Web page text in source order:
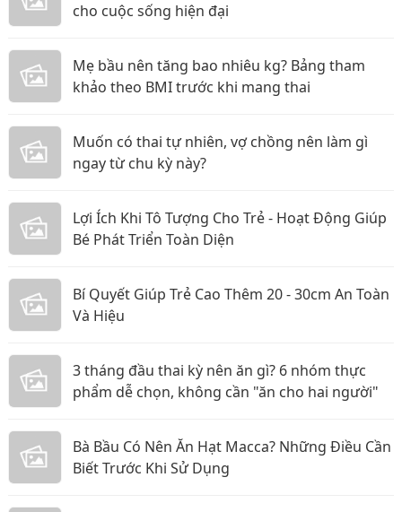
cho cuộc sống hiện đại
Mẹ bầu nên tăng bao nhiêu kg? Bảng tham
khảo theo BMI trước khi mang thai
Muốn có thai tự nhiên, vợ chồng nên làm gì
ngay từ chu kỳ này?
Lợi Ích Khi Tô Tượng Cho Trẻ - Hoạt Động Giúp
Bé Phát Triển Toàn Diện
Bí Quyết Giúp Trẻ Cao Thêm 20 - 30cm An Toàn
Và Hiệu
3 tháng đầu thai kỳ nên ăn gì? 6 nhóm thực
phẩm dễ chọn, không cần "ăn cho hai người"
Bà Bầu Có Nên Ăn Hạt Macca? Những Điều Cần
Biết Trước Khi Sử Dụng